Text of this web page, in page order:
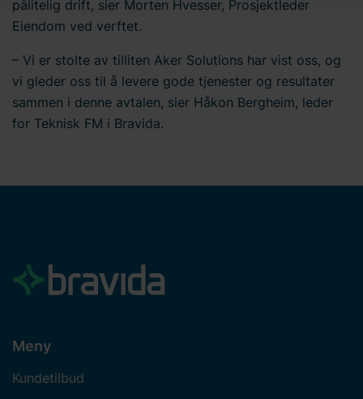
personopplysninger. Du kan lese mer om bruken av
du informasjon om hvordan du kontakter oss og hvordan
vi behandler personopplysninger. Skriv inn din
samtykke-ID og datoen du kontaktet oss angående
samtykket ditt.
pålitelig drift, sier Morten Hvesser, Prosjektleder
Eiendom ved verftet.
– Vi er stolte av tilliten Aker Solutions har vist oss, og
vi gleder oss til å levere gode tjenester og resultater
sammen i denne avtalen, sier Håkon Bergheim, leder
for Teknisk FM i Bravida.
Meny
Kundetilbud